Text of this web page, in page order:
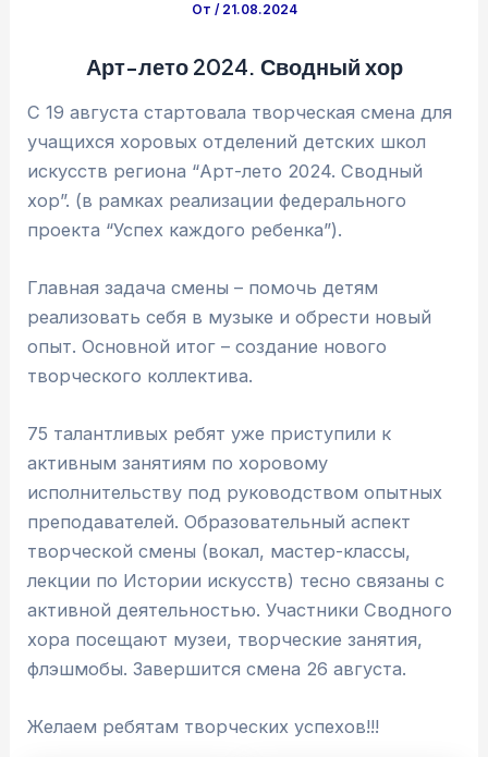
От / 21.08.2024
Арт-лето 2024. Сводный хор
С 19 августа стартовала творческая смена для
учащихся хоровых отделений детских школ
искусств региона “Арт-лето 2024. Сводный
хор”. (в рамках реализации федерального
проекта “Успех каждого ребенка”).
Главная задача смены – помочь детям
реализовать себя в музыке и обрести новый
опыт. Основной итог – создание нового
творческого коллектива.
75 талантливых ребят уже приступили к
активным занятиям по хоровому
исполнительству под руководством опытных
преподавателей. Образовательный аспект
творческой смены (вокал, мастер-классы,
лекции по Истории искусств) тесно связаны с
активной деятельностью. Участники Сводного
хора посещают музеи, творческие занятия,
флэшмобы. Завершится смена 26 августа.
Желаем ребятам творческих успехов!!!